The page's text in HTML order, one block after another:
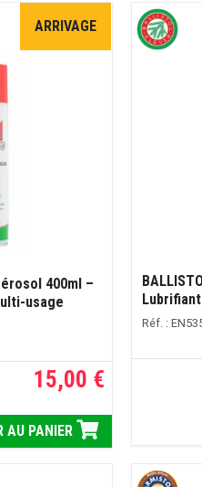
ARRIVAGE
400ml –
usage
15,00 €
AU PANIER
Réf. :